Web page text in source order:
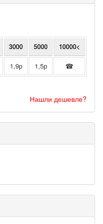
3000 5000 10000<
1,9р 1,5р ☎
Нашли дешевле?